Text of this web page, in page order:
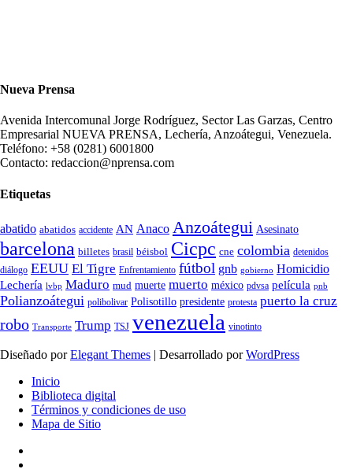
Nueva Prensa
Avenida Intercomunal Jorge Rodríguez, Sector Las Garzas, Centro
Empresarial NUEVA PRENSA, Lechería, Anzoátegui, Venezuela.
Teléfono: +58 (0281) 6001800
Contacto: redaccion@nprensa.com
Etiquetas
abatido abatidos accidente AN Anaco Anzoátegui Asesinato
barcelona billetes brasil béisbol Cicpc cne colombia detenidos
diálogo EEUU El Tigre Enfrentamiento fútbol gnb gobierno Homicidio
Lechería lvbp Maduro mud muerte muerto méxico pdvsa película pnb
Polianzoátegui polibolivar Polisotillo presidente protesta puerto la cruz
robo Transporte Trump TSJ venezuela vinotinto
Diseñado porElegant Themes | Desarrollado porWordPress
Inicio
Biblioteca digital
Términos y condiciones de uso
Mapa de Sitio